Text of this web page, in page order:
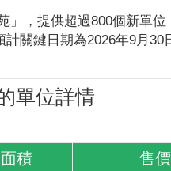
，提供超過800個新單
關鍵日期為2026年9月
單位詳情
積
售價